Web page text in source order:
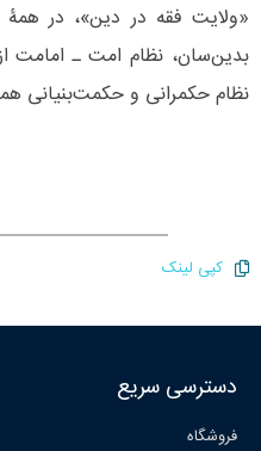
«ولایت فقه در دین»، در
بدین‌سان، نظام امت ـ امامت
نظام حکمرانی و حکمت‌بنیانی
کپی لینک
دسترسی سریع
فروشگاه